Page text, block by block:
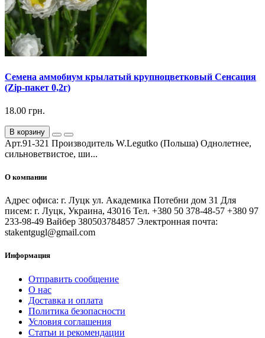
Семена аммобиум крылатый крупноцветковый Сенсация
(Zip-пакет 0,2г)
18.00 грн.
В корзину
Арт.91-321 Производитель W.Legutko (Польша) Однолетнее,
сильноветвистое, ши...
О компании
Адрес офиса: г. Луцк ул. Академика Потебни дом 31 Для
писем: г. Луцк, Украина, 43016 Тел. +380 50 378-48-57 +380 97
233-98-49 Вайбер 380503784857 Электронная почта:
stakentgugl@gmail.com
Информация
Отправить сообщение
О нас
Доставка и оплата
Политика безопасности
Условия соглашения
Статьи и рекомендации